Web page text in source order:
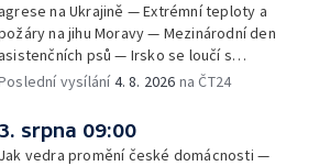
na Ukrajině — Extrémní teploty a
na jihu Moravy — Mezinárodní den
psů — Irsko se loučí s
Glenem Hansardem
vysílání4. 8. 2026 na ČT24
3. srpna 09:00
Jak vedra promění české domácnosti —